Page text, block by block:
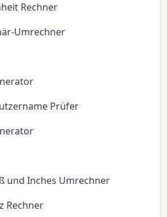
Rechner
Umrechner
Prüfer
und Inches Umrechner
Rechner